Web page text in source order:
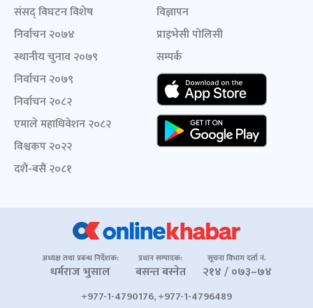
संसद् विघटन विशेष
निर्वाचन २०७४
स्थानीय चुनाव २०७९
निर्वाचन २०७९
निर्वाचन २०८२
एमाले महाधिवेशन २०८२
विश्वकप २०२२
दशैं-बसैं २०८१
विज्ञापन
प्राइभेसी पोलिसी
सम्पर्क
अध्यक्ष तथा प्रबन्ध निर्देशक:
धर्मराज भुसाल
प्रधान सम्पादक:
बसन्त बस्नेत
सूचना विभाग दर्ता नं.
२१४ / ०७३–७४
+977-1-4790176, +977-1-4796489